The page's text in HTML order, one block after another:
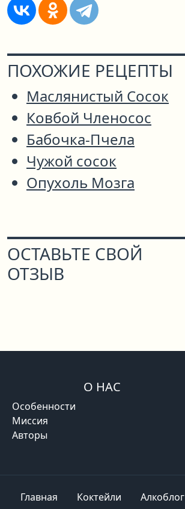
ПОХОЖИЕ РЕЦЕПТЫ
Маслянистый Сосок
Ковбой Членосос
Бабочка-Пчела
Чужой сосок
Опухоль Мозга
ОСТАВЬТЕ СВОЙ
ОТЗЫВ
О НАС
Особенности
Миссия
Авторы
Главная Коктейли Алкоблог